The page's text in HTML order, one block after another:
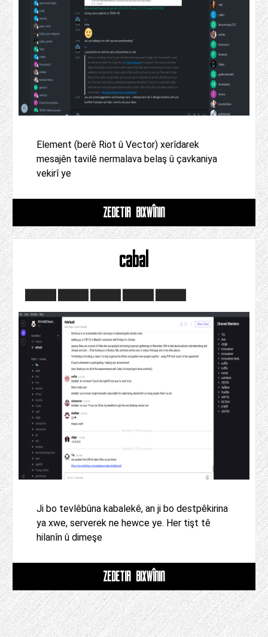
Element (berê Riot û Vector) xerîdarek
mesajên tavilê nermalava belaş û çavkaniya
vekirî ye
ZÊDETIR BIXWÎNIN
cabal
Ji bo tevlêbûna kabalekê, an ji bo destpêkirina
ya xwe, serverek ne hewce ye. Her tişt tê
hilanîn û dimeşe
ZÊDETIR BIXWÎNIN